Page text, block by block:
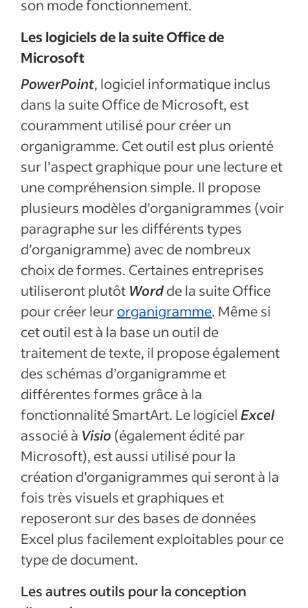
son mode fonctionnement.
Les logiciels de la suite Office de
Microsoft
PowerPoint, logiciel informatique inclus
dans la suite Office de Microsoft, est
couramment utilisé pour créer un
organigramme. Cet outil est plus orienté
sur l’aspect graphique pour une lecture et
une compréhension simple. Il propose
plusieurs modèles d’organigrammes (voir
paragraphe sur les différents types
d’organigramme) avec de nombreux
choix de formes. Certaines entreprises
utiliseront plutôt Wordde la suite Office
pour créer leurorganigramme. Même si
cet outil est à la base un outil de
traitement de texte, il propose également
des schémas d’organigramme et
différentes formes grâce à la
fonctionnalité SmartArt. Le logicielExcel
associé à Visio (également édité par
Microsoft), est aussi utilisé pour la
création d’organigrammes qui seront à la
fois très visuels et graphiques et
reposeront sur des bases de données
Excel plus facilement exploitables pour ce
type de document.
Les autres outils pour la conception